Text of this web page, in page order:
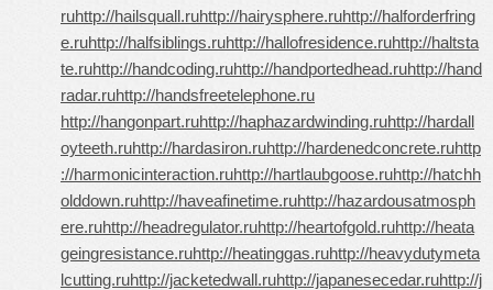
ruhttp://hailsquall.ruhttp://hairysphere.ruhttp://halforderfring
e.ruhttp://halfsiblings.ruhttp://hallofresidence.ruhttp://haltsta
te.ruhttp://handcoding.ruhttp://handportedhead.ruhttp://hand
radar.ruhttp://handsfreetelephone.ru
http://hangonpart.ruhttp://haphazardwinding.ruhttp://hardall
oyteeth.ruhttp://hardasiron.ruhttp://hardenedconcrete.ruhttp
://harmonicinteraction.ruhttp://hartlaubgoose.ruhttp://hatchh
olddown.ruhttp://haveafinetime.ruhttp://hazardousatmosph
ere.ruhttp://headregulator.ruhttp://heartofgold.ruhttp://heata
geingresistance.ruhttp://heatinggas.ruhttp://heavydutymeta
lcutting.ruhttp://jacketedwall.ruhttp://japanesecedar.ruhttp://j